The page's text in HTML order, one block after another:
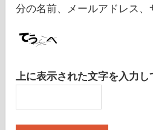
分の名前、メールアドレス、
上に表示された文字を入力し